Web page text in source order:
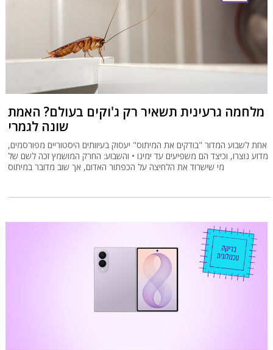
מלחמה גרעינית תשאיר רק ג'וקים בעולם? האמת
שונה לגמרי
אחת לשבוע המדור "בודקים את המיתוס" יעסוק בעיוותים היסטוריים מפורסמים,
מדוע נוצרו, וכיצד הם משפיעים עד ימינו • והשבוע: החרק המושמץ זכה לשם של
מי שישרוד את הלחיצה על הכפתור האדום, אך שוב מדובר במיתוס